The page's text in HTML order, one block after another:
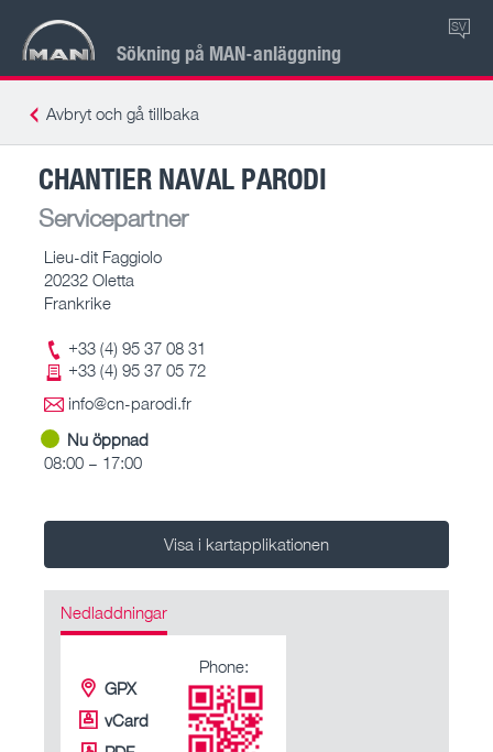
Sökning på MAN-anläggning
SV
Avbryt och gå tillbaka
CHANTIER NAVAL PARODI
Servicepartner
Lieu-dit Faggiolo
20232 Oletta
Frankrike
+33 (4) 95 37 08 31
+33 (4) 95 37 05 72
info@cn-parodi.fr
Nu öppnad
08:00 – 17:00
Visa i kartapplikationen
Nedladdningar
GPX
vCard
Phone: